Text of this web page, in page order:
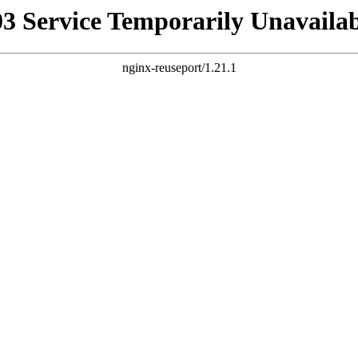
Service Temporarily
nginx-reuseport/1.21.1